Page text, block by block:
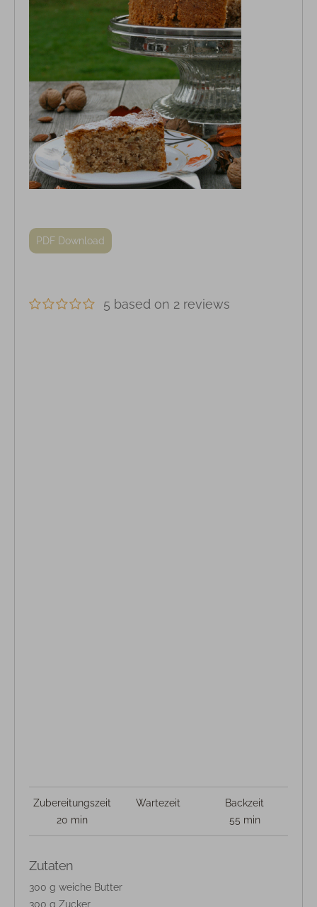
PDF Download
5 based on 2 reviews
Zubereitungszeit
20 min
Wartezeit
Backzeit
55 min
Zutaten
300 g weiche Butter
300 g Zucker